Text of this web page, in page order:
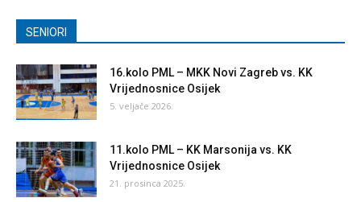
SENIORI
16.kolo PML – MKK Novi Zagreb vs. KK
Vrijednosnice Osijek
5. veljače 2026.
11.kolo PML – KK Marsonija vs. KK
Vrijednosnice Osijek
21. prosinca 2025.